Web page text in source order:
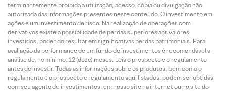
terminantemente proibida a utilização, acesso, cópia ou divulgação não
autorizada das informações presentes neste conteúdo. O investimento em
ações é um investimento de risco. Na realização de operações com
derivativos existe a possibilidade de perdas superiores aos valores
investidos, podendo resultar em significativas perdas patrimoniais. Para
avaliação da performance de um fundo de investimentos é recomendável a
análise de, no mínimo, 12 (doze) meses. Leia o prospecto e o regulamento
antes de investir. Todas as informações sobre os produtos, bem como o
regulamento e o prospecto e regulamento aqui listados, podem ser obtidas
com seu agente de investimentos, em nosso site na internet ou no site do